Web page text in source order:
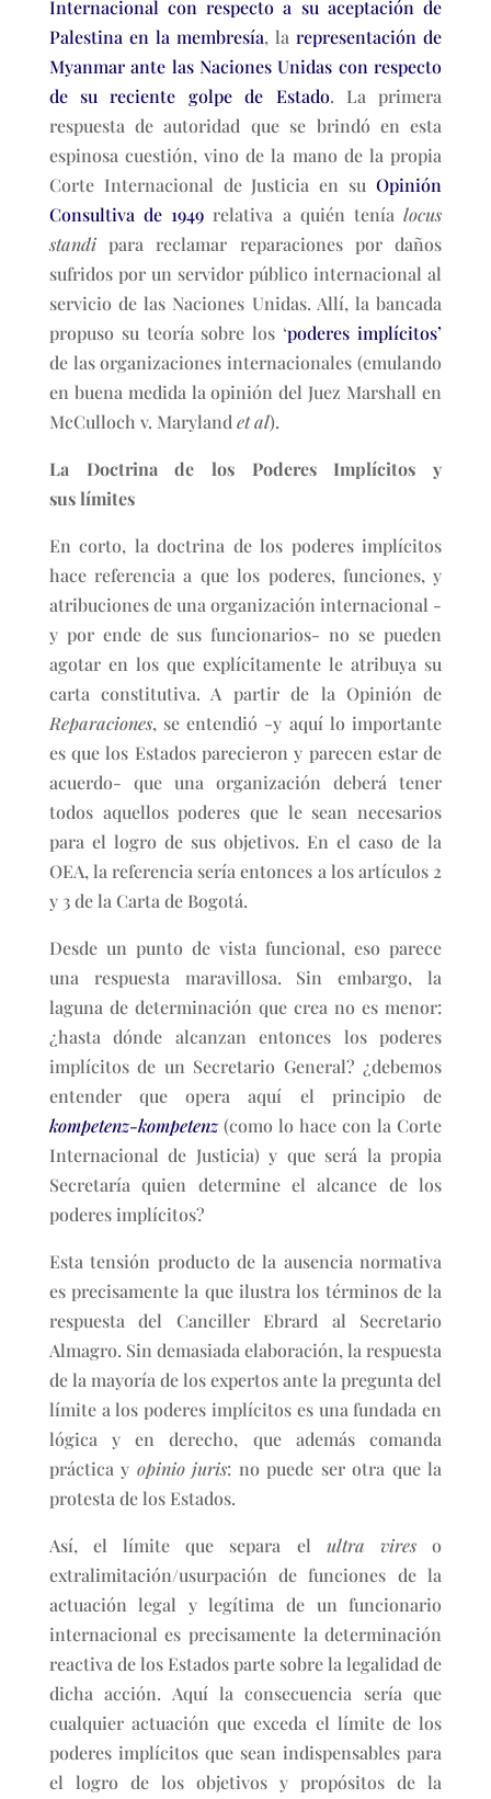
Internacional con respecto a su aceptación de
Palestina en la membresía, larepresentación de
Myanmar ante las Naciones Unidas con respecto
de su reciente golpe de Estado. La primera
respuesta de autoridad que se brindó en esta
espinosa cuestión, vino de la mano de la propia
Corte Internacional de Justicia en suOpinión
Consultiva de 1949 relativa a quién teníalocus
standipara reclamar reparaciones por daños
sufridos por un servidor público internacional al
servicio de las Naciones Unidas. Allí, la bancada
propuso su teoría sobre los ‘poderes implícitos’
de las organizaciones internacionales (emulando
en buena medida la opinión del Juez Marshall en
McCulloch v. Maryland et al).
La Doctrina de los Poderes Implícitos y
sus límites
En corto, la doctrina de los poderes implícitos
hace referencia a que los poderes, funciones, y
atribuciones de una organización internacional -
y por ende de sus funcionarios- no se pueden
agotar en los que explícitamente le atribuya su
carta constitutiva. A partir de la Opinión de
Reparaciones, se entendió -y aquí lo importante
es que los Estados parecieron y parecen estar de
acuerdo- que una organización deberá tener
todos aquellos poderes que le sean necesarios
para el logro de sus objetivos. En el caso de la
OEA, la referencia sería entonces a los artículos 2
y 3 de la Carta de Bogotá.
Desde un punto de vista funcional, eso parece
una respuesta maravillosa. Sin embargo, la
laguna de determinación que crea no es menor:
¿hasta dónde alcanzan entonces los poderes
implícitos de un Secretario General? ¿debemos
entender que opera aquí el principio de
kompetenz-kompetenz(como lo hace con la Corte
Internacional de Justicia) y que será la propia
Secretaría quien determine el alcance de los
poderes implícitos?
Esta tensión producto de la ausencia normativa
es precisamente la que ilustra los términos de la
respuesta del Canciller Ebrard al Secretario
Almagro. Sin demasiada elaboración, la respuesta
de la mayoría de los expertos ante la pregunta del
límite a los poderes implícitos es una fundada en
lógica y en derecho, que además comanda
práctica y opinio juris: no puede ser otra que la
protesta de los Estados.
Así, el límite que separa el ultra vires o
extralimitación/usurpación de funciones de la
actuación legal y legítima de un funcionario
internacional es precisamente la determinación
reactiva de los Estados parte sobre la legalidad de
dicha acción. Aquí la consecuencia sería que
cualquier actuación que exceda el límite de los
poderes implícitos que sean indispensables para
el logro de los objetivos y propósitos de la